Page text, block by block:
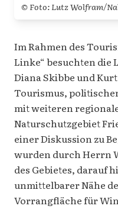
© Foto: Lutz Wolfram/
Im Rahmen des
Linke“ besuchten die
Diana Skibbe und
Tourismus,
mit weiteren
Naturschutzgebiet
einer Diskussion zu
wurden durch Herrn
des Gebietes, darauf
unmittelbarer Nähe
Vorrangfläche für